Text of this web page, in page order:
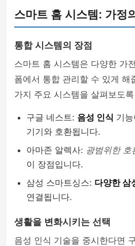
스마트 홈 시스템: 가정
통합 시스템의 장점
스마트 홈 시스템은 다양한 가
폼에서 통합 관리할 수 있게 해
가지 주요 시스템을 살펴보도
구글 네스트: 음성 인식 기
기기와 호환됩니다.
아마존 알렉사: 광범위한 호
이 장점입니다.
삼성 스마트싱스: 다양한 삼
연결됩니다.
생활을 변화시키는 선택
음성 인식 기술을 중시한다면